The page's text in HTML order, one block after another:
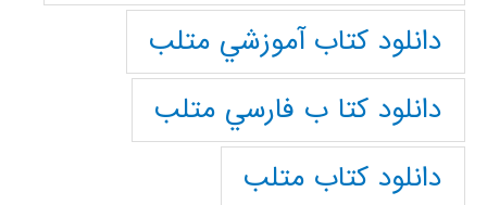
دانلود كتاب آموزشي متلب
دانلود كتا ب فارسي متلب
دانلود كتاب متلب